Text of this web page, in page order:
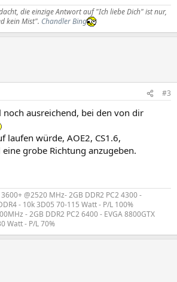
die einzige Antwort auf "Ich liebe Dich" ist nur,
kein Mist". Chandler Bing
#3
ausreichend, bei den von dir
laufen würde, AOE2, CS1.6,
grobe Richtung anzugeben.
@2520 MHz- 2GB DDR2 PC2 4300 -
- 10k 3D05 70-115 Watt - P/L 100%
- 2GB DDR2 PC2 6400 - EVGA 8800GTX
Watt - P/L 70%